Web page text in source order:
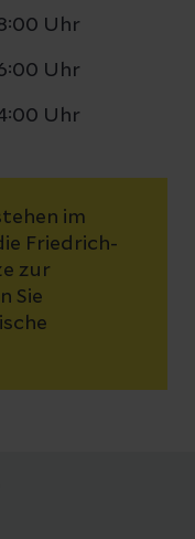
Uhr
Uhr
Uhr
im
Friedrich-
zur
Sie